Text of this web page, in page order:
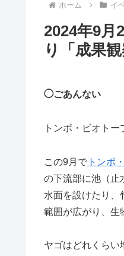
ホーム イ
2024年9月
り「成果
◯ごあんない
トンボ・ビオトー
この9月で トンボ
の下流部に池（止
水面を設けたり、
範囲が広がり、生
ヤゴはどれくらい